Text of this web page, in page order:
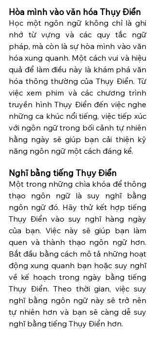
Hòa mình vào văn hóa Thụy Điển
Học một ngôn ngữ không chỉ là ghi
nhớ từ vựng và các quy tắc ngữ
pháp, mà còn là sự hòa mình vào văn
hóa xung quanh. Một cách vui và hiệu
quả để làm điều này là khám phá văn
hóa thông thường của Thụy Điển. Từ
việc xem phim và các chương trình
truyền hình Thụy Điển đến việc nghe
những ca khúc nổi tiếng, việc tiếp xúc
với ngôn ngữ trong bối cảnh tự nhiên
hằng ngày sẽ giúp bạn cải thiện kỹ
năng ngôn ngữ một cách đáng kể.
Nghĩ bằng tiếng Thụy Điển
Một trong những chìa khóa để thông
thạo ngôn ngữ là suy nghĩ bằng
ngôn ngữ đó. Hãy thử kết hợp tiếng
Thụy Điển vào suy nghĩ hàng ngày
của bạn. Việc này sẽ giúp bạn làm
quen và thành thạo ngôn ngữ hơn.
Bắt đầu bằng cách mô tả những hoạt
động xung quanh bạn hoặc suy nghĩ
về kế hoạch trong ngày bằng tiếng
Thụy Điển. Theo thời gian, việc suy
nghĩ bằng ngôn ngữ này sẽ trở nên
tự nhiên hơn và bạn sẽ càng dễ suy
nghĩ bằng tiếng Thụy Điển hơn.